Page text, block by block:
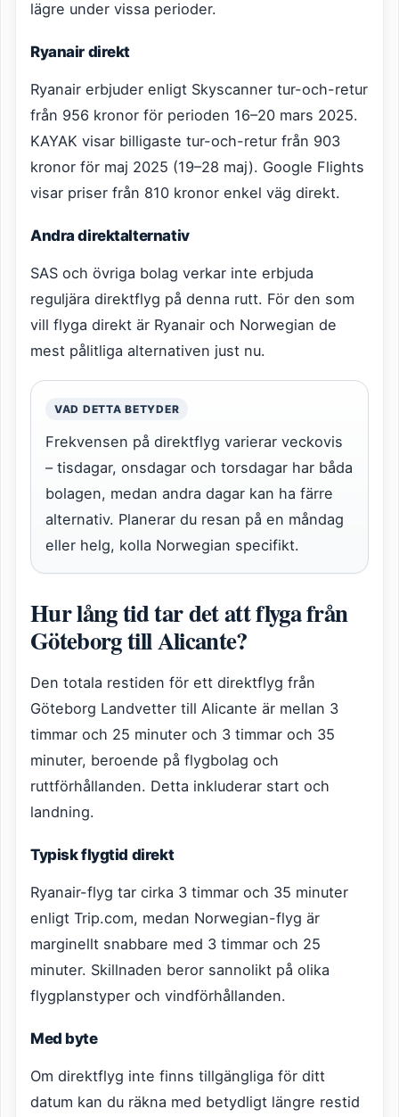
lägre under vissa perioder.
Ryanair direkt
Ryanair erbjuder enligt Skyscanner tur-och-retur
från 956 kronor för perioden 16–20 mars 2025.
KAYAK visar billigaste tur-och-retur från 903
kronor för maj 2025 (19–28 maj). Google Flights
visar priser från 810 kronor enkel väg direkt.
Andra direktalternativ
SAS och övriga bolag verkar inte erbjuda
reguljära direktflyg på denna rutt. För den som
vill flyga direkt är Ryanair och Norwegian de
mest pålitliga alternativen just nu.
VAD DETTA BETYDER
Frekvensen på direktflyg varierar veckovis
– tisdagar, onsdagar och torsdagar har båda
bolagen, medan andra dagar kan ha färre
alternativ. Planerar du resan på en måndag
eller helg, kolla Norwegian specifikt.
Hur lång tid tar det att flyga från
Göteborg till Alicante?
Den totala restiden för ett direktflyg från
Göteborg Landvetter till Alicante är mellan 3
timmar och 25 minuter och 3 timmar och 35
minuter, beroende på flygbolag och
ruttförhållanden. Detta inkluderar start och
landning.
Typisk flygtid direkt
Ryanair-flyg tar cirka 3 timmar och 35 minuter
enligt Trip.com, medan Norwegian-flyg är
marginellt snabbare med 3 timmar och 25
minuter. Skillnaden beror sannolikt på olika
flygplanstyper och vindförhållanden.
Med byte
Om direktflyg inte finns tillgängliga för ditt
datum kan du räkna med betydligt längre restid